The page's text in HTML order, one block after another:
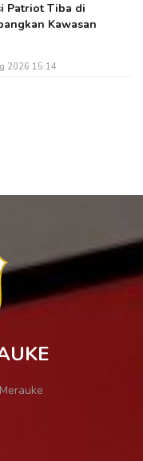
Patriot Tiba di
Kawasan
2026 15:14